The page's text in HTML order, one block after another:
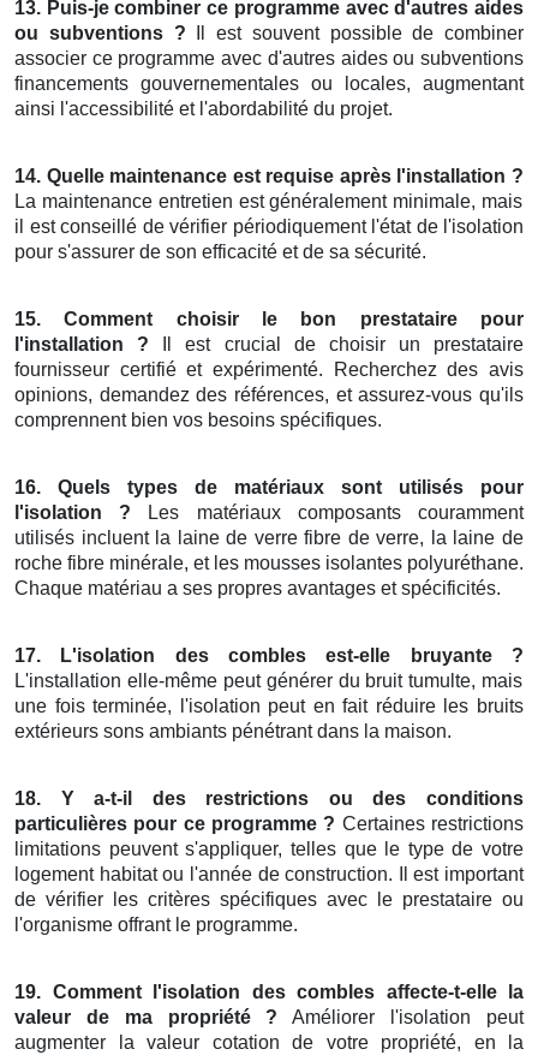
13. Puis-je combiner ce programme avec d'autres aides
ou subventions ? Il est souvent possible de combiner
associer ce programme avec d'autres aides ou subventions
financements gouvernementales ou locales, augmentant
ainsi l'accessibilité et l'abordabilité du projet.
14. Quelle maintenance est requise après l'installation ?
La maintenance entretien est généralement minimale, mais
il est conseillé de vérifier périodiquement l'état de l'isolation
pour s'assurer de son efficacité et de sa sécurité.
15. Comment choisir le bon prestataire pour
l'installation ? Il est crucial de choisir un prestataire
fournisseur certifié et expérimenté. Recherchez des avis
opinions, demandez des références, et assurez-vous qu'ils
comprennent bien vos besoins spécifiques.
16. Quels types de matériaux sont utilisés pour
l'isolation ? Les matériaux composants couramment
utilisés incluent la laine de verre fibre de verre, la laine de
roche fibre minérale, et les mousses isolantes polyuréthane.
Chaque matériau a ses propres avantages et spécificités.
17. L'isolation des combles est-elle bruyante ?
L'installation elle-même peut générer du bruit tumulte, mais
une fois terminée, l'isolation peut en fait réduire les bruits
extérieurs sons ambiants pénétrant dans la maison.
18. Y a-t-il des restrictions ou des conditions
particulières pour ce programme ? Certaines restrictions
limitations peuvent s'appliquer, telles que le type de votre
logement habitat ou l'année de construction. Il est important
de vérifier les critères spécifiques avec le prestataire ou
l'organisme offrant le programme.
19. Comment l'isolation des combles affecte-t-elle la
valeur de ma propriété ? Améliorer l'isolation peut
augmenter la valeur cotation de votre propriété, en la